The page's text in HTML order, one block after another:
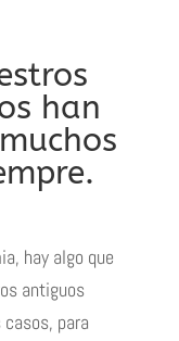
han
hay algo que
antiguos
para